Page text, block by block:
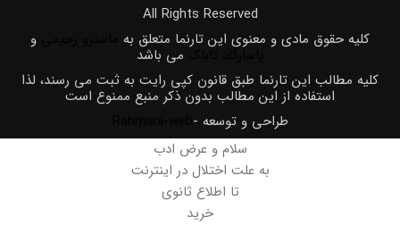
All Rights Reserved
كليه حقوق مادی و معنوی اين تارنما متعلق به
و
می باشد
کلیه مطالب این تارنما طبق قانون کپی رایت به ثبت می رسند، لذا
استفاده از این مطالب بدون ذکر منبع ممنوع است
طراحی و توسعه -
سلام و عرض ادب
به علت اختلال در اینترنت
تا اطلاع ثانوی
خرید